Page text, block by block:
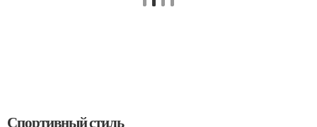
Спортивный стиль